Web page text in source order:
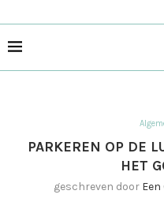
PARKEREN OP DE
HET
geschreven door